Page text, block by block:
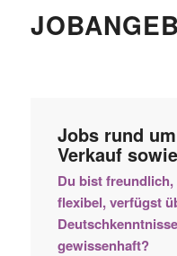
Jobs rund
Verkauf
Du bist
flexibel, verfügst
gewissenhaft?